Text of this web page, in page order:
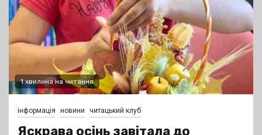
1 хвилина на читання
інформація новини читацький клуб
Яскрава осінь завітала до